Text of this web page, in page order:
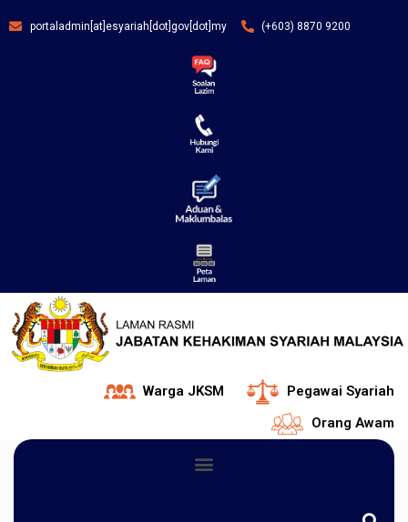
portaladmin[at]esyariah[dot]gov[dot]my (+603) 8870 9200
Warga JKSM
Pegawai Syariah
Orang Awam